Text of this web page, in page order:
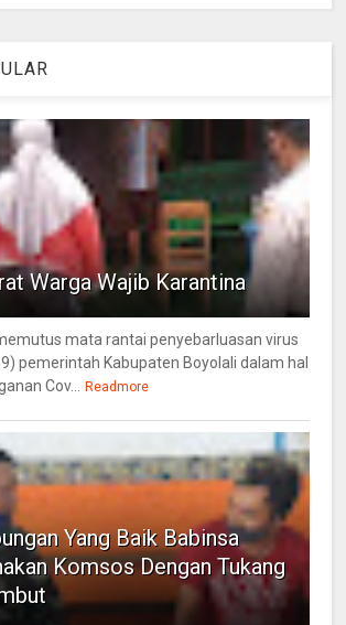
Warga Wajib Karantina
mata rantai penyebarluasan virus
pemerintah Kabupaten Boyolali dalam hal
Cov... Readmore
Yang Baik Babinsa
Komsos Dengan Tukang